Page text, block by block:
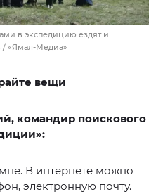
в экспедицию ездят и
/ «Ямал-Медиа»
вещи
командир поискового
В интернете можно
электронную почту.